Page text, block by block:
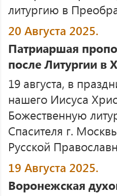
литургию в
20 Августа 2025.
Патриаршая
после Литургии в
19 августа, в
нашего Иисуса
Божественную
Спасителя г.
Русской
19 Августа 2025.
Воронежская